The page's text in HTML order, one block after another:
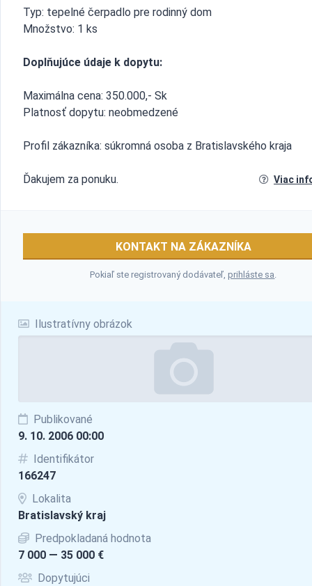
Ilustratívny obrázok
Publikované
9. 10. 2006 00:00
Identifikátor
166247
Lokalita
Bratislavský kraj
Predpokladaná hodnota
7 000 — 35 000 €
Dopytujúci
Typ: tepelné čerpadlo pre rodinný dom
Množstvo: 1 ks
Doplňujúce údaje k dopytu:
Maximálna cena: 350.000,- Sk
Platnosť dopytu: neobmedzené
Profil zákazníka: súkromná osoba z Bratislavského kraja
Ďakujem za ponuku. Viac
KONTAKT NA ZÁKAZNÍKA
Pokiaľ ste registrovaný dodávateľ,prihláste sa.